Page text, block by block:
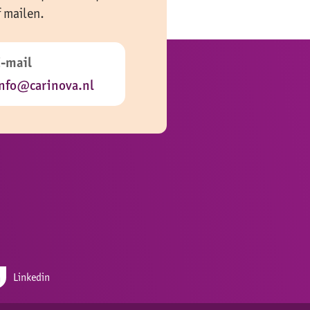
mailen.
mail
Linkedin